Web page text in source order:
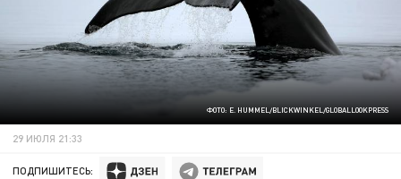
ФОТО: E. HUMMEL/BLICKWINKEL/GLOBALLOOKPRESS
29 ИЮЛЯ 21:33
ПОДПИШИТЕСЬ: